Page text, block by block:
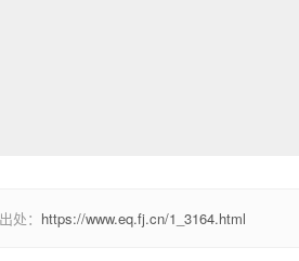
处： https://www.eq.fj.cn/1_3164.html